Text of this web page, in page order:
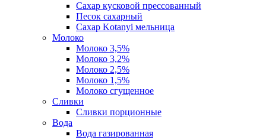
Сахар кусковой прессованный
Песок сахарный
Сахар Kotanyi мельница
Молоко
Молоко 3,5%
Молоко 3,2%
Молоко 2,5%
Молоко 1,5%
Молоко сгущенное
Сливки
Сливки порционные
Вода
Вода газированная